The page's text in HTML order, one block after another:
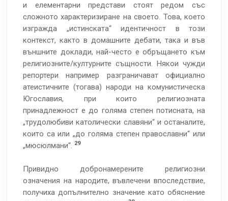
и елементарни представи стоят редом със
сложното характеризиране на своето. Това, което
изгражда „истинската“ идентичност в този
контекст, както в домашните дебати, така и във
външните доклади, най-често е обръщането към
религиозните/културните същности. Някои чужди
репортери например разграничават официално
атеистичните (тогава) народи на комунистическа
Югославия, при които религиозната
принадлежност е до голяма степен потисната, на
„трудолюбиви католически славяни“ и останалите,
които са или „до голяма степен православни“ или
„мюсюлмани“. 29
Привидно добронамерените религиозни
означения на народите, въвлечени впоследствие,
получиха допълнително значение като обяснение